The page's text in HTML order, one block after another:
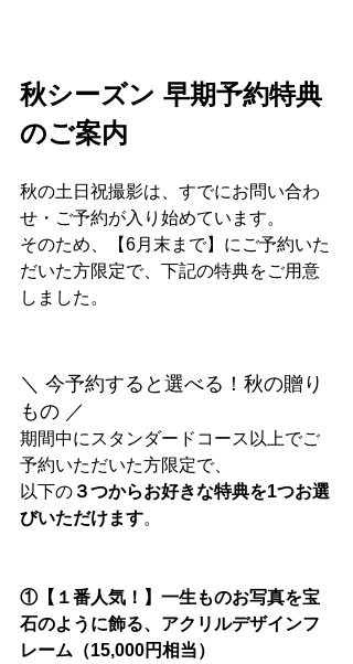
秋シーズン 早期予約特典
のご案内
秋の土日祝撮影は、すでにお問い合わ
せ・ご予約が入り始めています。
そのため、【6月末まで】にご予約いた
だいた方限定で、下記の特典をご用意
しました。
＼ 今予約すると選べる！秋の贈り
もの ／
期間中にスタンダードコース以上でご
予約いただいた方限定で、
以下の ３つからお好きな特典を1つお選
びいただけます。
①【１番人気！】一生ものお写真を宝
石のように飾る、アクリルデザインフ
レーム（15,000円相当）